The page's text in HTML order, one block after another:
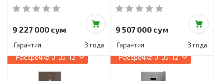
9 227 000 сум
Гарантия 3 года
9 507 000 сум
Гарантия 3 года
Рассрочка0-35-12 Рассрочка0-35-12